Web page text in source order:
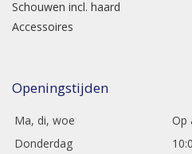
Schouwen incl. haard
Accessoires
Openingstijden
Ma, di, woe
Op
Donderdag